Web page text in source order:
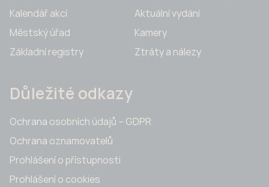
Kalendář akcí
Městský úřad
Základní registry
Aktuální vydání
Kamery
Ztráty a nálezy
Důležité odkazy
Ochrana osobních údajů – GDPR
Ochrana oznamovatelů
Prohlášení o přístupnosti
Prohlášení o cookies